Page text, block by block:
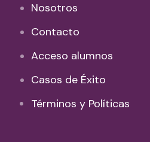
Nosotros
Contacto
Acceso alumnos
Casos de Éxito
Términos y Políticas